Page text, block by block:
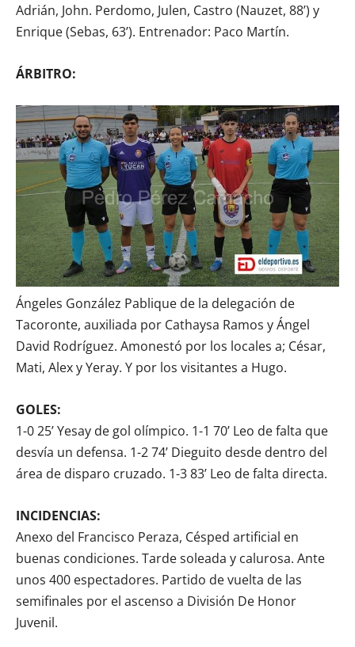
Adrián, John. Perdomo, Julen, Castro (Nauzet, 88’) y
Enrique (Sebas, 63’). Entrenador: Paco Martín.
ÁRBITRO:
Ángeles González Pablique de la delegación de
Tacoronte, auxiliada por Cathaysa Ramos y Ángel
David Rodríguez. Amonestó por los locales a; César,
Mati, Alex y Yeray. Y por los visitantes a Hugo.
GOLES:
1-0 25’ Yesay de gol olímpico. 1-1 70’ Leo de falta que
desvía un defensa. 1-2 74’ Dieguito desde dentro del
área de disparo cruzado. 1-3 83’ Leo de falta directa.
INCIDENCIAS:
Anexo del Francisco Peraza, Césped artificial en
buenas condiciones. Tarde soleada y calurosa. Ante
unos 400 espectadores. Partido de vuelta de las
semifinales por el ascenso a División De Honor
Juvenil.